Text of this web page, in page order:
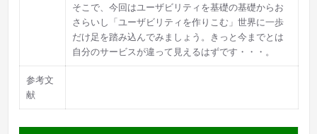
そこで、今回はユーザビリティを基礎の基礎からお
さらいし「ユーザビリティを作りこむ」世界に一歩
だけ足を踏み込んでみましょう。きっと今までとは
自分のサービスが違って見えるはずです・・・。
参考文
献